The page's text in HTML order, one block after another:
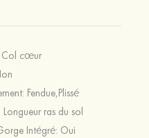
Col cœur
Fendue,Plissé
Longueur ras du sol
Intégré: Oui